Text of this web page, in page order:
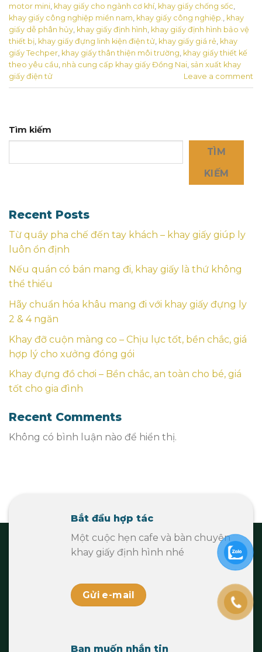
motor mini, khay giấy cho ngành cơ khí, khay giấy chống sốc,
khay giấy công nghiệp miền nam, khay giấy công nghiệp., khay
giấy dễ phân hủy, khay giấy định hình, khay giấy định hình bảo vệ
thiết bị, khay giấy đựng linh kiện điện tử, khay giấy giá rẻ, khay
giấy Techper, khay giấy thân thiện môi trường, khay giấy thiết kế
theo yêu cầu, nhà cung cấp khay giấy Đồng Nai, sản xuất khay
giấy điện tử
Leave a comment
Tìm kiếm
TÌM
KIẾM
Recent Posts
Từ quầy pha chế đến tay khách – khay giấy giúp ly
luôn ổn định
Nếu quán có bán mang đi, khay giấy là thứ không
thể thiếu
Hãy chuẩn hóa khâu mang đi với khay giấy đựng ly
2 & 4 ngăn
Khay đỡ cuộn màng co – Chịu lực tốt, bền chắc, giá
hợp lý cho xưởng đóng gói
Khay đựng đồ chơi – Bền chắc, an toàn cho bé, giá
tốt cho gia đình
Recent Comments
Không có bình luận nào để hiển thị.
Bắt đầu hợp tác
Một cuộc hẹn cafe và bàn chuyện
khay giấy định hình nhé
Gửi e-mail
Bạn muốn nhắn tin